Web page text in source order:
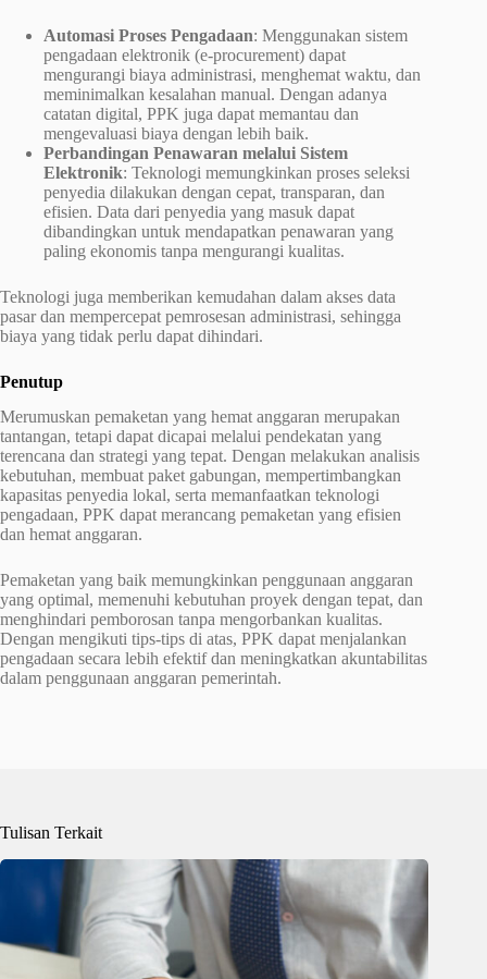
Automasi Proses Pengadaan: Menggunakan sistem
pengadaan elektronik (e-procurement) dapat
mengurangi biaya administrasi, menghemat waktu, dan
meminimalkan kesalahan manual. Dengan adanya
catatan digital, PPK juga dapat memantau dan
mengevaluasi biaya dengan lebih baik.
Perbandingan Penawaran melalui Sistem
Elektronik: Teknologi memungkinkan proses seleksi
penyedia dilakukan dengan cepat, transparan, dan
efisien. Data dari penyedia yang masuk dapat
dibandingkan untuk mendapatkan penawaran yang
paling ekonomis tanpa mengurangi kualitas.
Teknologi juga memberikan kemudahan dalam akses data
pasar dan mempercepat pemrosesan administrasi, sehingga
biaya yang tidak perlu dapat dihindari.
Penutup
Merumuskan pemaketan yang hemat anggaran merupakan
tantangan, tetapi dapat dicapai melalui pendekatan yang
terencana dan strategi yang tepat. Dengan melakukan analisis
kebutuhan, membuat paket gabungan, mempertimbangkan
kapasitas penyedia lokal, serta memanfaatkan teknologi
pengadaan, PPK dapat merancang pemaketan yang efisien
dan hemat anggaran.
Pemaketan yang baik memungkinkan penggunaan anggaran
yang optimal, memenuhi kebutuhan proyek dengan tepat, dan
menghindari pemborosan tanpa mengorbankan kualitas.
Dengan mengikuti tips-tips di atas, PPK dapat menjalankan
pengadaan secara lebih efektif dan meningkatkan akuntabilitas
dalam penggunaan anggaran pemerintah.
Tulisan Terkait